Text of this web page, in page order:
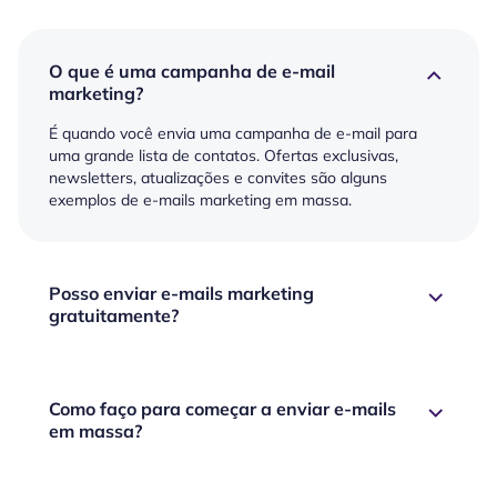
O que é uma campanha de e-mail
marketing?
É quando você envia uma campanha de e-mail para
uma grande lista de contatos. Ofertas exclusivas,
newsletters, atualizações e convites são alguns
exemplos de e-mails marketing em massa.
Posso enviar e-mails marketing
gratuitamente?
Como faço para começar a enviar e-mails
em massa?